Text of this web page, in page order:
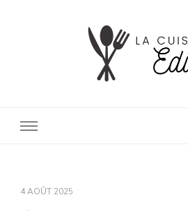
4 AOÛT 2025